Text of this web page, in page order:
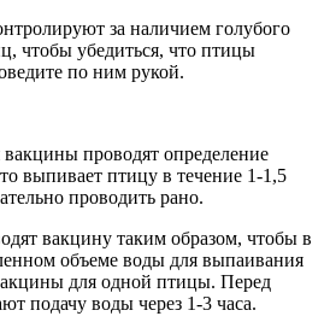
за наличием голубого
чтобы убедиться, что птицы
по ним рукой.
проводят определение
выпивает птицу в течение 1-1,5
проводить рано.
вакцину таким образом, чтобы в
объеме воды для выпаивания
для одной птицы. Перед
подачу воды через 1-3 часа.